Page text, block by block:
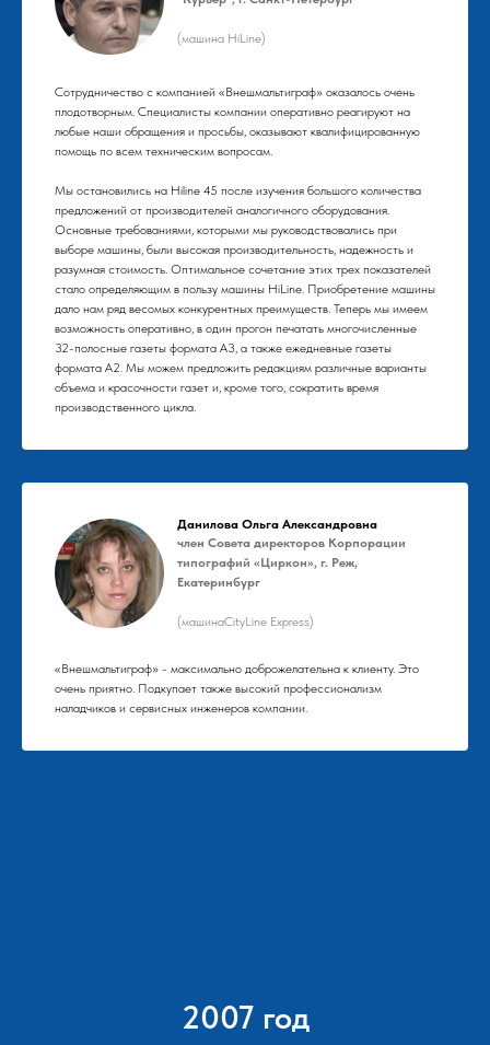
(машина HiLine)
Сотрудничество с компанией «Внешмальтиграф» оказалось очень
плодотворным. Специалисты компании оперативно реагируют на
любые наши обращения и просьбы, оказывают квалифицированную
помощь по всем техническим вопросам.
Мы остановились на Hiline 45 после изучения большого количества
предложений от производителей аналогичного оборудования.
Основные требованиями, которыми мы руководствовались при
выборе машины, были высокая производительность, надежность и
разумная стоимость. Оптимальное сочетание этих трех показателей
стало определяющим в пользу машины HiLine. Приобретение машины
дало нам ряд весомых конкурентных преимуществ. Теперь мы имеем
возможность оперативно, в один прогон печатать многочисленные
32-полосные газеты формата А3, а также ежедневные газеты
формата А2. Мы можем предложить редакциям различные варианты
объема и красочности газет и, кроме того, сократить время
производственного цикла.
Данилова Ольга Александровна
член Совета директоров Корпорации
типографий «Циркон», г. Реж,
Екатеринбург
(машинаCityLine Express)
«Внешмальтиграф» - максимально доброжелательна к клиенту. Это
очень приятно. Подкупает также высокий профессионализм
наладчиков и сервисных инженеров компании.
2007 год